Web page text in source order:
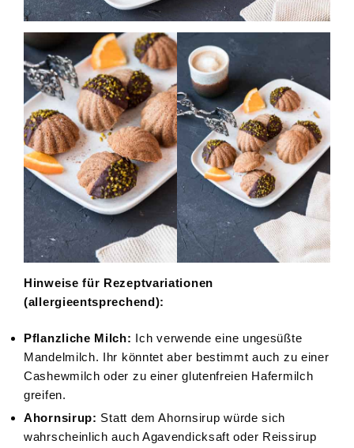
Hinweise für Rezeptvariationen
(allergieentsprechend):
Pflanzliche Milch: Ich verwende eine ungesüßte
Mandelmilch. Ihr könntet aber bestimmt auch zu einer
Cashewmilch oder zu einer glutenfreien Hafermilch
greifen.
Ahornsirup: Statt dem Ahornsirup würde sich
wahrscheinlich auch Agavendicksaft oder Reissirup